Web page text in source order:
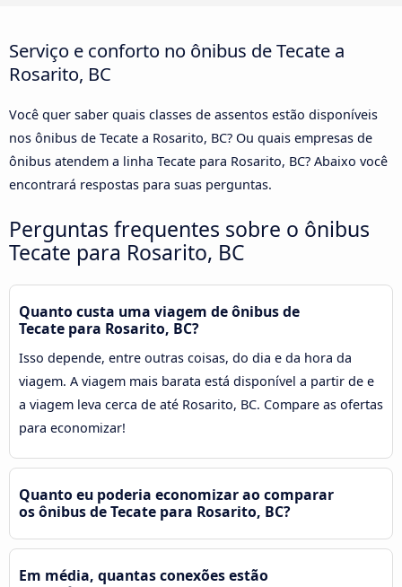
Serviço e conforto no ônibus de Tecate a
Rosarito, BC
Você quer saber quais classes de assentos estão disponíveis
nos ônibus de Tecate a Rosarito, BC? Ou quais empresas de
ônibus atendem a linha Tecate para Rosarito, BC? Abaixo você
encontrará respostas para suas perguntas.
Perguntas frequentes sobre o ônibus
Tecate para Rosarito, BC
Quanto custa uma viagem de ônibus de
Tecate para Rosarito, BC?
Isso depende, entre outras coisas, do dia e da hora da
viagem. A viagem mais barata está disponível a partir de e
a viagem leva cerca de até Rosarito, BC. Compare as ofertas
para economizar!
Quanto eu poderia economizar ao comparar
os ônibus de Tecate para Rosarito, BC?
Em média, quantas conexões estão